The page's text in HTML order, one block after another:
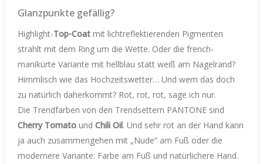
Glanzpunkte gefällig?
Highlight-Top-Coat mit lichtreflektierenden Pigmenten
strahlt mit dem Ring um die Wette. Oder die french-
manikürte Variante mit hellblau statt weiß am Nagelrand?
Himmlisch wie das Hochzeitswetter… Und wem das doch
zu natürlich daherkommt? Rot, rot, rot, sage ich nur.
Die Trendfarben von den Trendsettern PANTONE sind
Cherry Tomato und Chili Oil. Und sehr rot an der Hand kann
ja auch zusammengehen mit „Nude“ am Fuß oder die
modernere Variante: Farbe am Fuß und natürlichere Hand.